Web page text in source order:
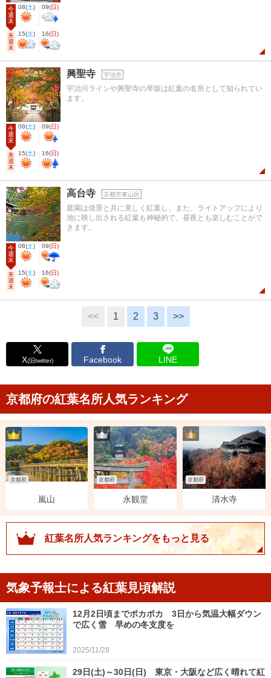
今
週
末
08(土) 09(日)
来
週
末
15(土) 16(日)
今
週
末
08(土) 09(日)
来
週
末
15(土) 16(日)
興聖寺 宇治市
宇治川ラインや興聖寺の琴坂は紅葉の名所として知られてい
ます。
今
週
末
08(土) 09(日)
来
週
末
15(土) 16(日)
高台寺 京都市東山区
庭園は借景と共に美しく紅葉し、また、ライトアップにより
池に映し出される紅葉も神秘的で、昼夜とも楽しむことがで
きます。
<< 1 2 3 >>
X(旧twitter) Facebook LINE
京都府の紅葉名所人気ランキング
1位
嵐山
京都府
2位
永観堂
京都府
3位
清水寺
京都府
紅葉名所人気ランキングをもっと見る
気象予報士による紅葉見頃解説
12月2日頃までポカポカ 3日から気温大幅ダウン
で広く雪 早めの冬支度を
2025/11/28
29日(土)～30日(日) 東京・大阪など広く晴れて紅